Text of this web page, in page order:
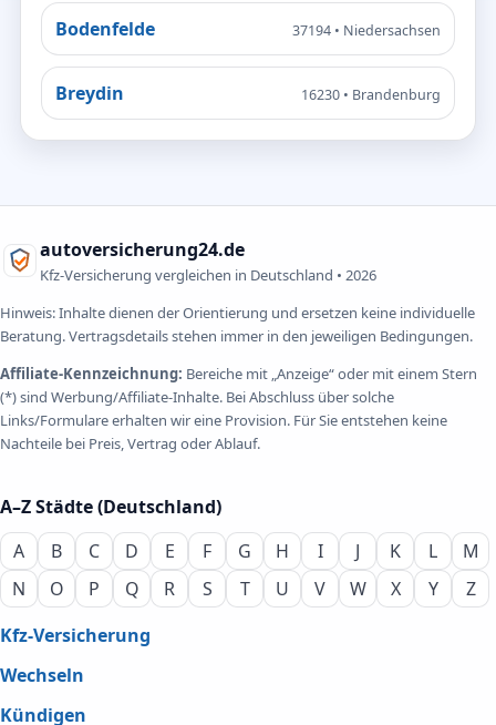
Bodenfelde 37194 • Niedersachsen
Breydin 16230 • Brandenburg
autoversicherung24.de
Kfz-Versicherung vergleichen in Deutschland • 2026
Hinweis: Inhalte dienen der Orientierung und ersetzen keine individuelle
Beratung. Vertragsdetails stehen immer in den jeweiligen Bedingungen.
Affiliate-Kennzeichnung: Bereiche mit „Anzeige“ oder mit einem Stern
(*) sind Werbung/Affiliate-Inhalte. Bei Abschluss über solche
Links/Formulare erhalten wir eine Provision. Für Sie entstehen keine
Nachteile bei Preis, Vertrag oder Ablauf.
A–Z Städte (Deutschland)
A
B C D E F G H I J K L
M
N
O P Q R S T U V W X Y
Z
Kfz-Versicherung
Wechseln
Kündigen